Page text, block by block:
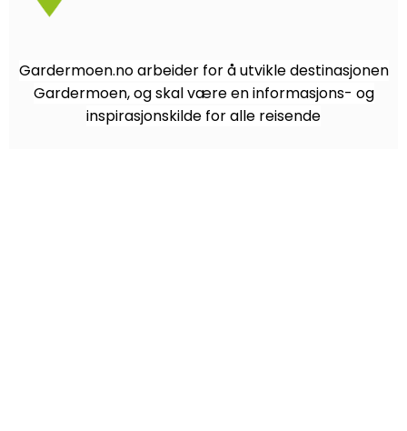
Gardermoen.no arbeider for å utvikle destinasjonen
Gardermoen, og skal være en informasjons- og
inspirasjonskilde for alle reisende